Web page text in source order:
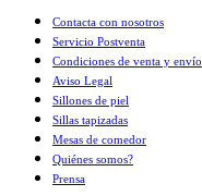
Contacta con nosotros
Servicio Postventa
Condiciones de venta y envío
Aviso Legal
Sillones de piel
Sillas tapizadas
Mesas de comedor
Quiénes somos?
Prensa